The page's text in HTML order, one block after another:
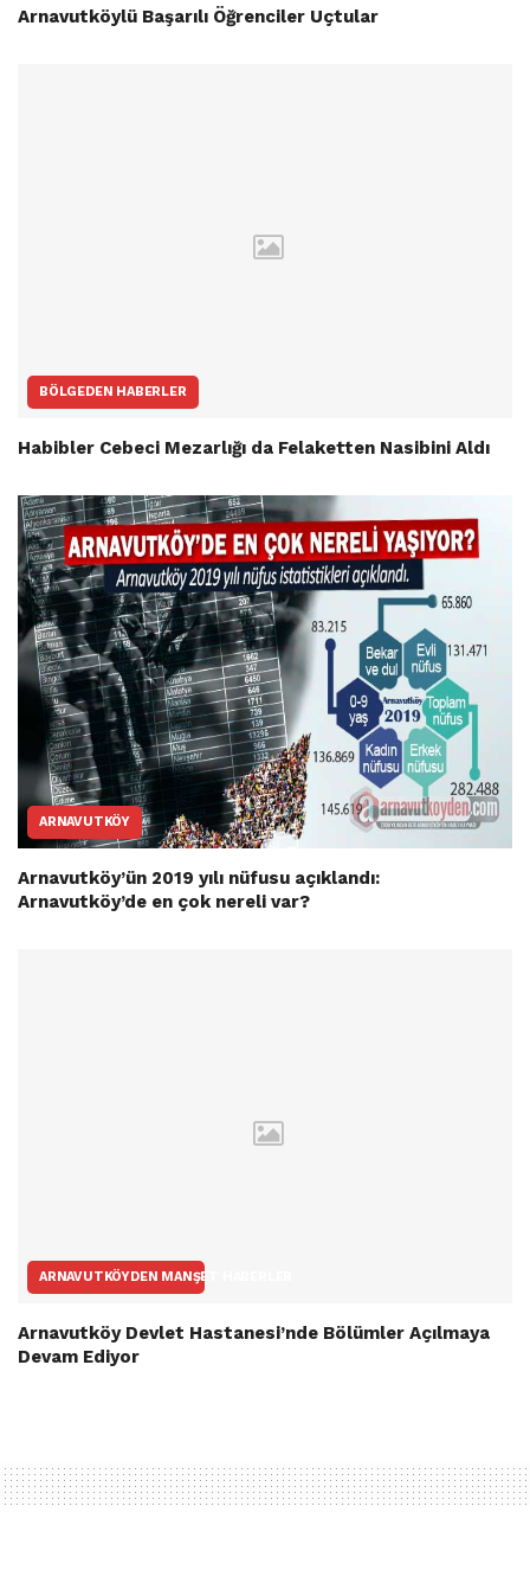
Arnavutköylü Başarılı Öğrenciler Uçtular
BÖLGEDEN HABERLER
Habibler Cebeci Mezarlığı da Felaketten Nasibini Aldı
ARNAVUTKÖY
Arnavutköy’ün 2019 yılı nüfusu açıklandı:
Arnavutköy’de en çok nereli var?
ARNAVUTKÖYDEN MANŞET HABERLER
Arnavutköy Devlet Hastanesi’nde Bölümler Açılmaya
Devam Ediyor